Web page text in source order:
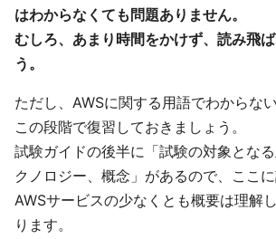
はわからなくても問題ありません。
むしろ、あまり時間をかけず、読み飛
う。
ただし、AWSに関する用語でわからな
この段階で復習しておきましょう。
試験ガイドの後半に「試験の対象とな
クノロジー、概念」があるので、ここ
AWSサービスの少なくとも概要は理解
ります。